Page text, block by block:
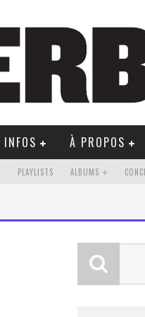
INFOS À PROPOS
PLAYLISTS ALBUMS